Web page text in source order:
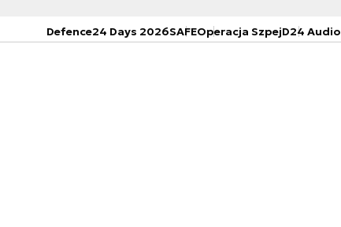
Defence24 Days 2026SAFEOperacja SzpejD24 Audio